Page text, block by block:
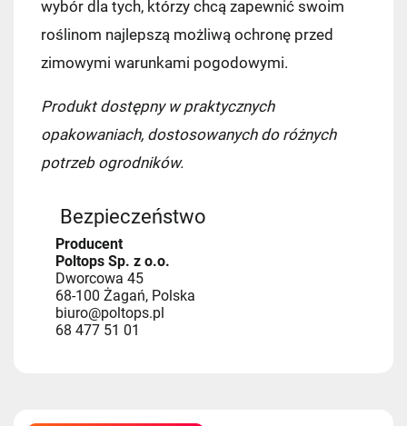
wybór dla tych, którzy chcą zapewnić swoim
roślinom najlepszą możliwą ochronę przed
zimowymi warunkami pogodowymi.
Produkt dostępny w praktycznych
opakowaniach, dostosowanych do różnych
potrzeb ogrodników.
Bezpieczeństwo
Producent
Poltops Sp. z o.o.
Dworcowa 45
68-100 Żagań, Polska
biuro@poltops.pl
68 477 51 01
Kurier GLS - przedpłata 17,99 zł